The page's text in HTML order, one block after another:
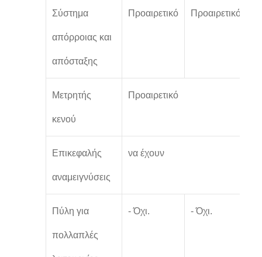
Σύστημα
απόρροιας και
απόσταξης
Προαιρετικό Προαιρετικό
Μετρητής
κενού
Προαιρετικό
Επικεφαλής
αναμειγνύσεις
να έχουν
Πύλη για
πολλαπλές
- Όχι. - Όχι.